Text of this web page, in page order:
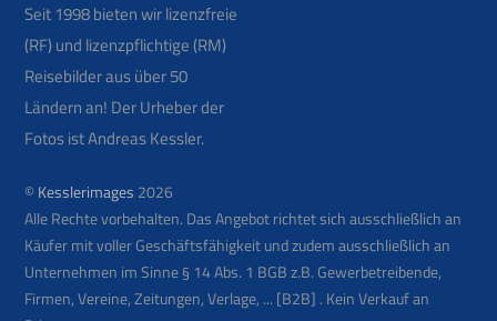
Seit 1998 bieten wir lizenzfreie
(RF) und lizenzpflichtige (RM)
Reisebilder aus über 50
Ländern an! Der Urheber der
Fotos ist Andreas Kessler.
© Kesslerimages 2026
Alle Rechte vorbehalten. Das Angebot richtet sich ausschließlich an
Käufer mit voller Geschäftsfähigkeit und zudem ausschließlich an
Unternehmen im Sinne § 14 Abs. 1 BGB z.B. Gewerbetreibende,
Firmen, Vereine, Zeitungen, Verlage, ... [B2B] . Kein Verkauf an